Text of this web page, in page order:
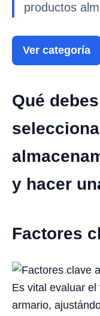
productos
Ver categoría
Qué
y hacer
Factores
Es vital evaluar el
armario,